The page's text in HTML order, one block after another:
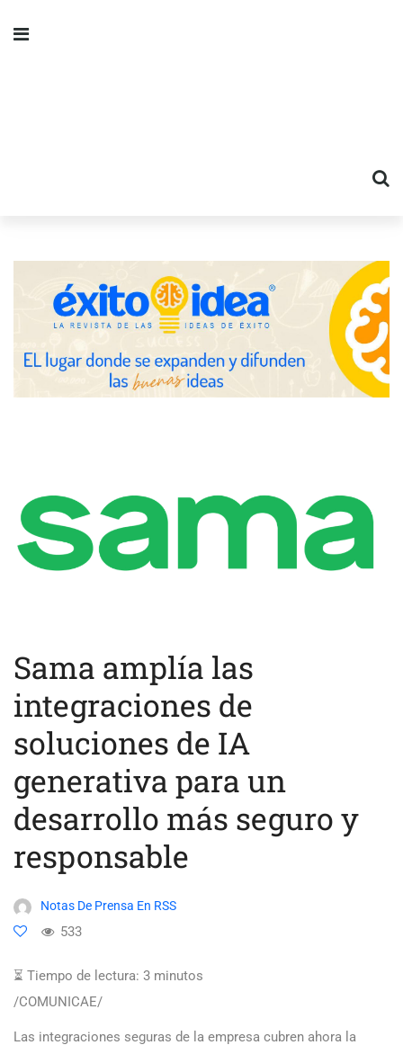
Sama amplía las
integraciones de
soluciones de IA
generativa para un
desarrollo más seguro y
responsable
Notas De Prensa En RSS
533
⏳ Tiempo de lectura: 3 minutos
/COMUNICAE/
Las integraciones seguras de la empresa cubren ahora la